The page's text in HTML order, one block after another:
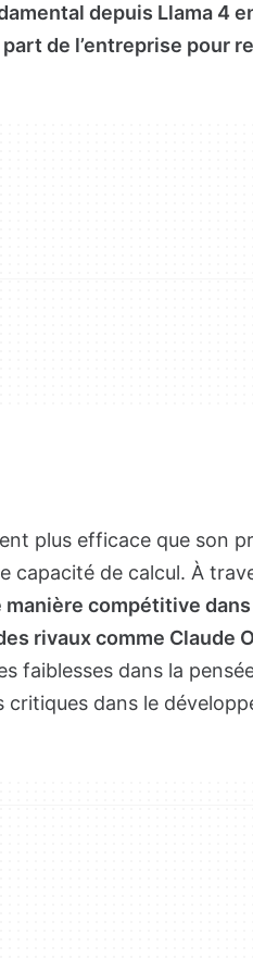
depuis Llama 4
de l’entreprise pour
plus efficace que son
capacité de calcul. À
compétitive
rivaux comme Claude
faiblesses dans la
dans le